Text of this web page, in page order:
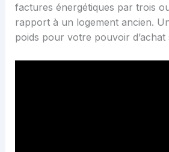
factures énergétiques par trois
rapport à un logement ancien.
poids pour votre pouvoir